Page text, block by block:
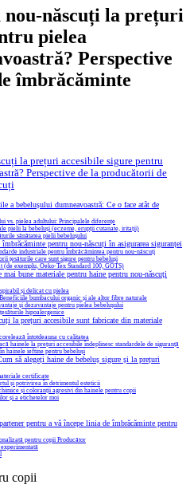
nou-născuți la prețuri
pielea
Perspective
îmbrăcăminte
la prețuri accesibile sigure pentru
Perspective de la producătorii de
a bebelușului dumneavoastră: Ce o face atât de
vs. pielea adultului: Principalele diferențe
pielii la bebeluși (eczeme, erupții cutanate, iritații)
sănătatea pielii bebelușului
pentru nou-născuți în asigurarea siguranței
industriale pentru îmbrăcămintea pentru nou-născuți
țesăturile care sunt sigure pentru bebeluși
(de exemplu, Oeko-Tex Standard 100, GOTS)
bune materiale pentru haine pentru nou-născuți
și delicat cu pielea
bumbacului organic și ale altor fibre naturale
și dezavantaje pentru pielea bebelușului
hipoalergenice
la prețuri accesibile sunt fabricate din materiale
întotdeauna cu calitatea
hainele la prețuri accesibile îndeplinesc standardele de siguranță
hainele ieftine pentru bebeluși
să alegeți haine de bebeluș sigure și la prețuri
certificate
și potrivirea în detrimentul esteticii
și coloranții agresivi din hainele pentru copii
și a etichetelor moi
pentru a vă începe linia de îmbrăcăminte pentru
pentru copii Producător